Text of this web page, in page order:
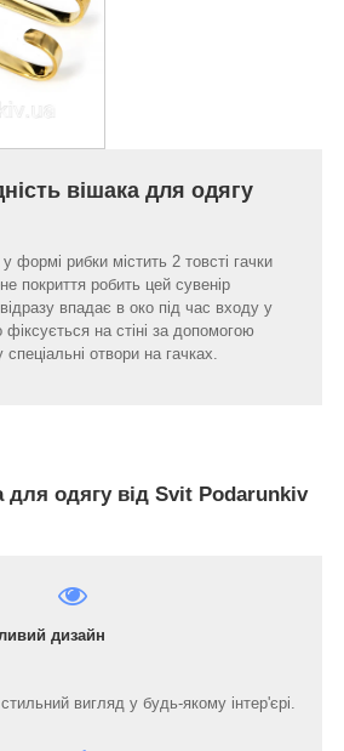
вішака для одягу
формі рибки містить 2 товсті гачки
покриття робить цей сувенір
впадає в око під час входу у
на стіні за допомогою
отвори на гачках.
для одягу від Svit Podarunkiv
дизайн
вигляд у будь-якому інтер'єрі.